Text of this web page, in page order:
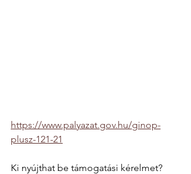
https://www.palyazat.gov.hu/ginop-
plusz-121-21
Ki nyújthat be támogatási kérelmet?